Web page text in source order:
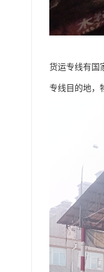
货运专线有国
专线目的地，